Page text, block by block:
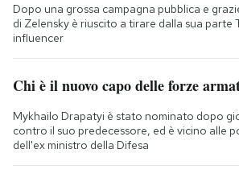
Dopo una grossa campagna pubblica e
di Zelensky è riuscito a tirare dalla sua parte
influencer
Chi è il nuovo capo delle forze
Mykhailo Drapatyi è stato nominato dopo
contro il suo predecessore, ed è vicino alle
dell'ex ministro della Difesa